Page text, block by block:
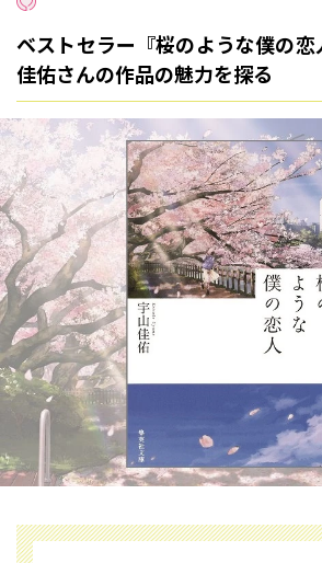
ベストセラー『桜のような僕の
佳佑さんの作品の魅力を探る